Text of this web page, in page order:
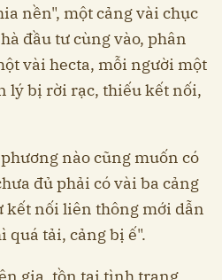
nền", một cảng vài chục
đầu tư cùng vào, phân
vài hecta, mỗi người một
lý bị rời rạc, thiếu kết nối,
nào cũng muốn có
đủ phải có vài ba cảng
kết nối liên thông mới dẫn
tải, cảng bị ế".
gia, tồn tại tình trạng